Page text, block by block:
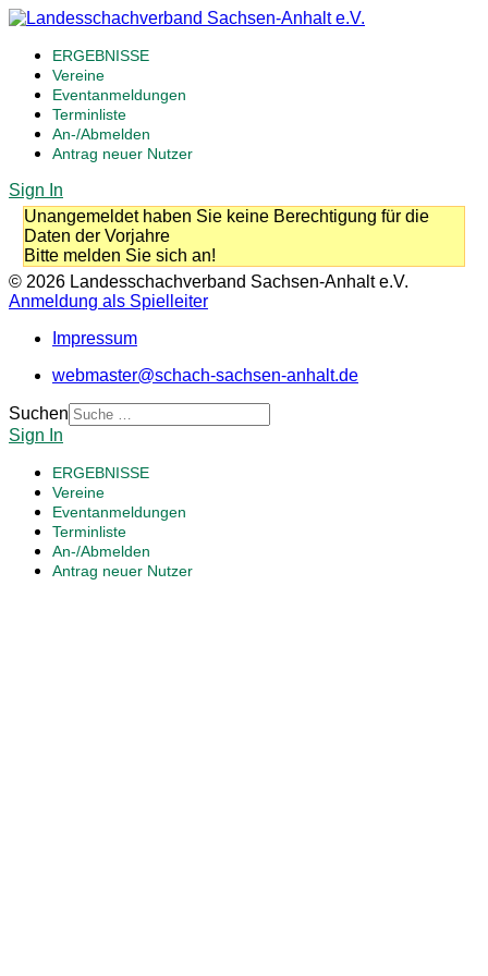
ERGEBNISSE
Vereine
Eventanmeldungen
Terminliste
An-/Abmelden
Antrag neuer Nutzer
Sign In
Unangemeldet haben Sie keine Berechtigung für die
Daten der Vorjahre
Bitte melden Sie sich an!
© 2026 Landesschachverband Sachsen-Anhalt e.V.
Anmeldung als Spielleiter
Impressum
webmaster@schach-sachsen-anhalt.de
Suchen
Sign In
ERGEBNISSE
Vereine
Eventanmeldungen
Terminliste
An-/Abmelden
Antrag neuer Nutzer